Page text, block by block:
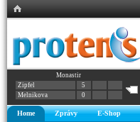
Monastir
Zipfel
5
Melnikova
0
Home Zprávy E-Shop